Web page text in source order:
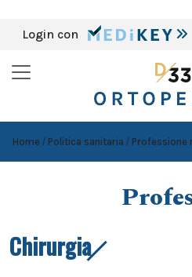
Login con
Home Politica sanitaria Professione
Chirurgia